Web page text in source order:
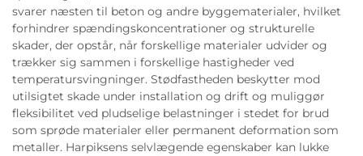
svarer næsten til beton og andre byggematerialer, hvilket
forhindrer spændingskoncentrationer og strukturelle
skader, der opstår, når forskellige materialer udvider og
trækker sig sammen i forskellige hastigheder ved
temperatursvingninger. Stødfastheden beskytter mod
utilsigtet skade under installation og drift og muliggør
fleksibilitet ved pludselige belastninger i stedet for brud
som sprøde materialer eller permanent deformation som
metaller. Harpiksens selvlægende egenskaber kan lukke